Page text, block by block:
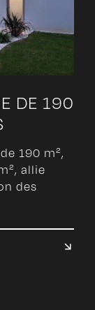
DE 190
190 m²,
allie
des